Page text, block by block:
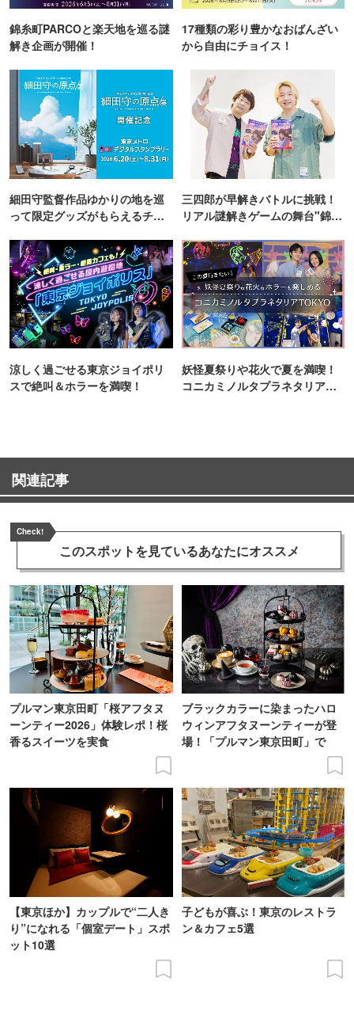
錦糸町PARCOと楽天地を巡る謎
解き企画が開催！
17種類の彩り豊かなおばんざい
から自由にチョイス！
細田守監督作品ゆかりの地を巡
って限定グッズがもらえるチャ
三四郎が早解きバトルに挑戦！
リアル謎解きゲームの舞台"錦糸
涼しく過ごせる東京ジョイポリ
スで絶叫＆ホラーを満喫！
妖怪夏祭りや花火で夏を満喫！
コニカミノルタプラネタリア
関連記事
Check!
このスポットを見ているあなたにオススメ
プルマン東京田町「桜アフタヌ
ーンティー2026」体験レポ！桜
香るスイーツを実食
ブラックカラーに染まったハロ
ウィンアフタヌーンティーが登
場！「プルマン東京田町」で
【東京ほか】カップルで“二人き
り”になれる「個室デート」スポ
ット10選
子どもが喜ぶ！東京のレストラ
ン＆カフェ5選